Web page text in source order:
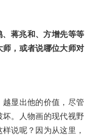
蒋兆和、方增先等等
，或者说哪位大师对
显出他的价值，尽管
。人物画的现代视野
说呢？因为从这里，